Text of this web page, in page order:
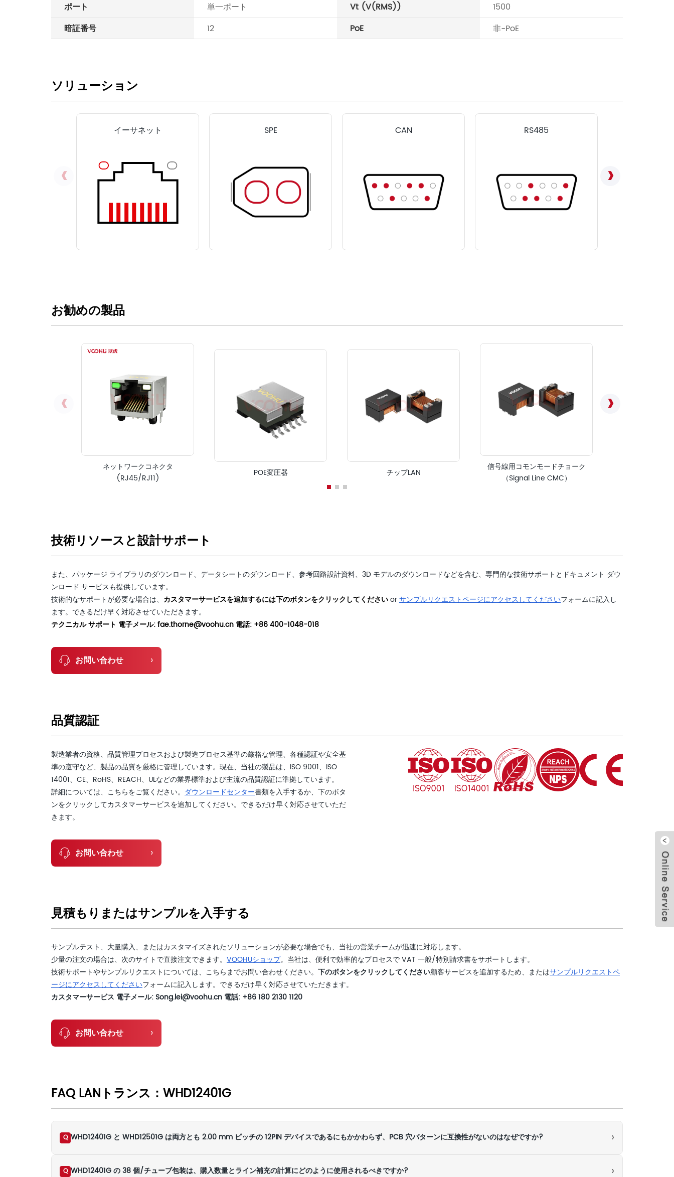
ポート
単一ポート
暗証番号
12
Vt (V(RMS))
1500
PoE
非-PoE
ソリューション
イーサネット SPE CAN RS485
お勧めの製品
ネットワークコネクタ
(RJ45/RJ11)
POE変圧器 チップLAN
信号線用コモンモードチョーク
（Signal Line CMC）
技術リソースと設計サポート
また、パッケージ ライブラリのダウンロード、データシートのダウンロード、参考回路設計資料、3D モデルのダウンロードなどを含む、専門的な技術サポートとドキュメント ダウ
ンロード サービスも提供しています。
技術的なサポートが必要な場合は、 カスタマーサービスを追加するには下のボタンをクリックしてくださいorサンプルリクエストページにアクセスしてくださいフォームに記入し
ます。できるだけ早く対応させていただきます。
テクニカル サポート 電子メール: fae.thorne@voohu.cn 電話: +86 400-1048-018
お問い合わせ ›
品質認証
製造業者の資格、品質管理プロセスおよび製造プロセス基準の厳格な管理、各種認証や安全基
準の遵守など、製品の品質を厳格に管理しています。現在、当社の製品は、ISO 9001、ISO
14001、CE、RoHS、REACH、ULなどの業界標準および主流の品質認証に準拠しています。
詳細については、こちらをご覧ください。 ダウンロードセンター書類を入手するか、下のボタ
ンをクリックしてカスタマーサービスを追加してください。できるだけ早く対応させていただ
きます。
お問い合わせ ›
見積もりまたはサンプルを入手する
サンプルテスト、大量購入、またはカスタマイズされたソリューションが必要な場合でも、当社の営業チームが迅速に対応します。
少量の注文の場合は、次のサイトで直接注文できます。 VOOHUショップ。当社は、便利で効率的なプロセスで VAT 一般/特別請求書をサポートします。
技術サポートやサンプルリクエストについては、こちらまでお問い合わせください。 下のボタンをクリックしてください顧客サービスを追加するため、またはサンプルリクエストペ
ージにアクセスしてくださいフォームに記入します。できるだけ早く対応させていただきます。
カスタマーサービス 電子メール: Song.lei@voohu.cn 電話: +86 180 2130 1120
お問い合わせ ›
FAQ LANトランス：WHD12401G
Q WHD12401G と WHD12501G は両方とも 2.00 mm ピッチの 12PIN デバイスであるにもかかわらず、PCB 穴パターンに互換性がないのはなぜですか? ›
Q WHD12401G の 38 個/チューブ包装は、購入数量とライン補充の計算にどのように使用されるべきですか? ›
閉